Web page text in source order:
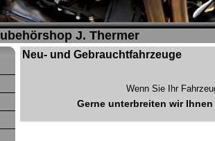
J. Thermer
Neu- und Gebrauchtfahrzeuge
Wenn Sie Ihr
Gerne unterbreiten wir